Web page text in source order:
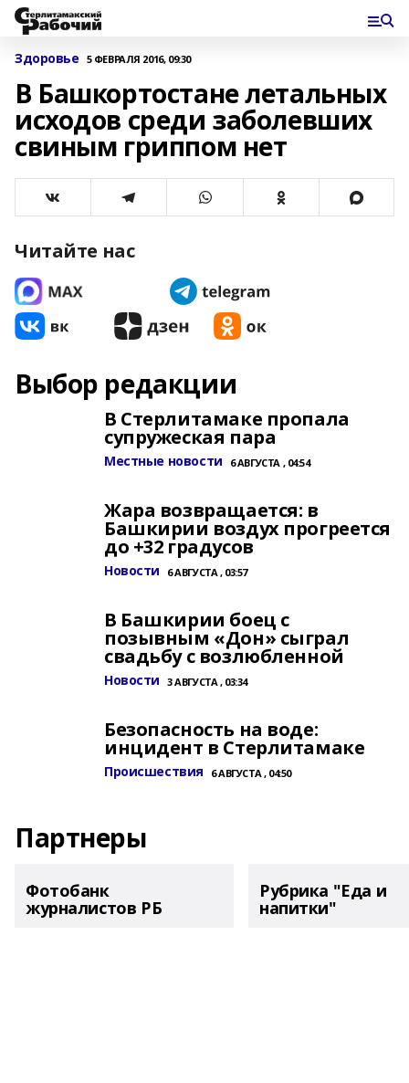
Здоровье 5 ФЕВРАЛЯ 2016, 09:30
В Башкортостане летальных
исходов среди заболевших
свиным гриппом нет
Читайте нас
Выбор редакции
В Стерлитамаке пропала
супружеская пара
Местные новости 6 АВГУСТА , 04:54
Жара возвращается: в
Башкирии воздух прогреется
до +32 градусов
Новости 6 АВГУСТА , 03:57
В Башкирии боец с
позывным «Дон» сыграл
свадьбу с возлюбленной
Новости 3 АВГУСТА , 03:34
Безопасность на воде:
инцидент в Стерлитамаке
Происшествия 6 АВГУСТА , 04:50
Партнеры
Фотобанк
журналистов РБ
Рубрика "Еда и
напитки"